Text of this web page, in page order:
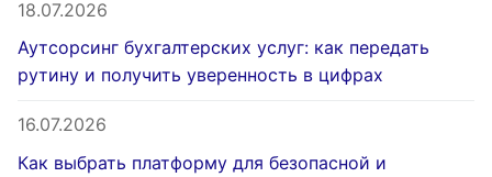
18.07.2026
Аутсорсинг бухгалтерских услуг: как передать
рутину и получить уверенность в цифрах
16.07.2026
Как выбрать платформу для безопасной и